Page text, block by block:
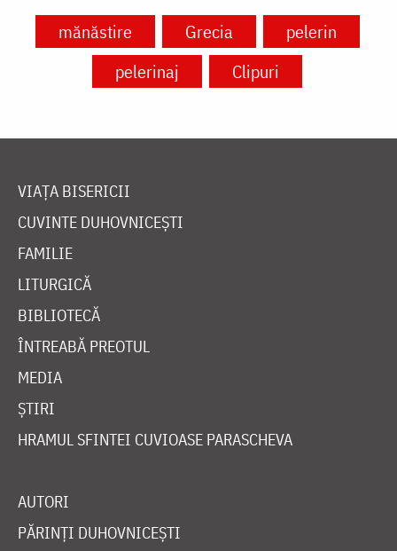
mănăstire Grecia
pelerin
pelerinaj
Clipuri
VIAȚA BISERICII
CUVINTE DUHOVNICEȘTI
FAMILIE
LITURGICĂ
BIBLIOTECĂ
ÎNTREABĂ PREOTUL
MEDIA
ȘTIRI
HRAMUL SFINTEI CUVIOASE PARASCHEVA
AUTORI
PĂRINȚI DUHOVNICEȘTI